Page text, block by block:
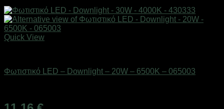
Quick View
Φωτιστικό LED – Downlight – 20W – 6500K – 065003